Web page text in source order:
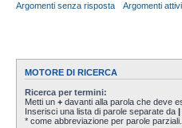
Argomenti senza risposta
Argomenti attivi
MOTORE DI RICERCA
Ricerca per termini:
Metti un + davanti alla parola che deve
Inserisci una lista di parole separate da |
* come abbreviazione per parole parziali.